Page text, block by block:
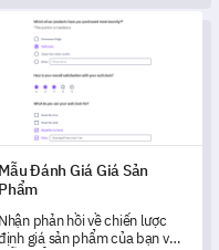
dùng, giúp bạn xác định
một cách sát sao những cải
tiến tiềm năng.
Đánh Giá Giá Sản Phẩm
Mẫu Đánh Giá Giá Sản
Phẩm
Nhận phản hồi về chiến lược
giá sản phẩm của bạn với